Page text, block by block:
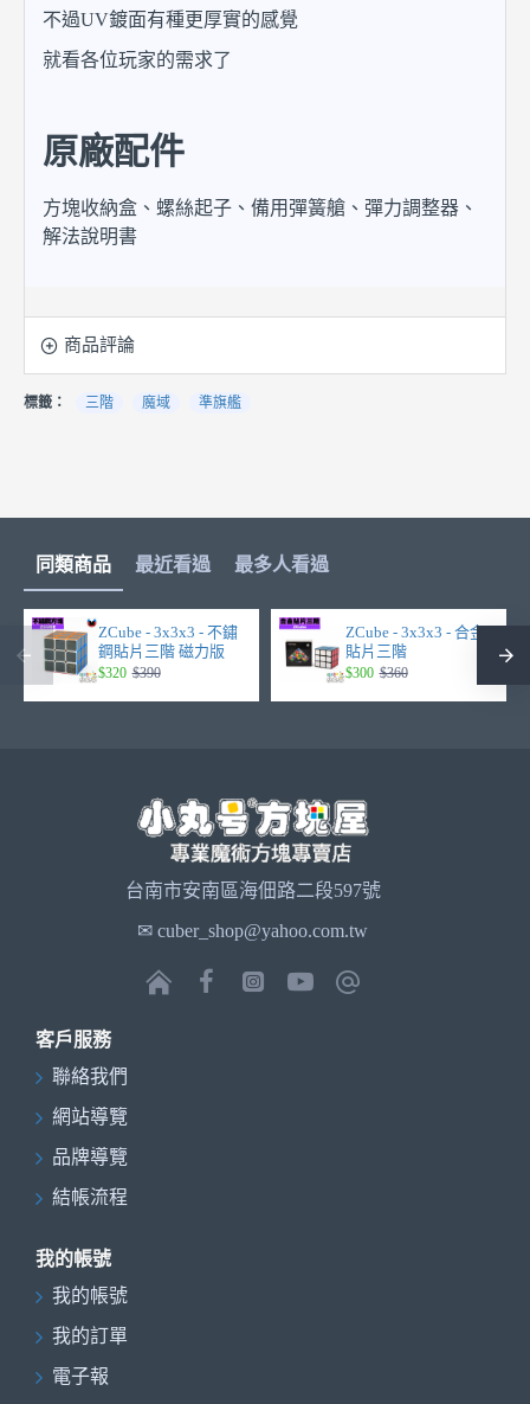
不過UV鍍面有種更厚實的感覺
就看各位玩家的需求了
原廠配件
方塊收納盒、螺絲起子、備用彈簧艙、彈力調整器、
解法說明書
商品評論
標籤： 三階 魔域 準旗艦
同類商品 最近看過 最多人看過
ZCube - 3x3x3 - 不鏽
鋼貼片三階 磁力版
$320 $390
ZCube - 3x3x3 - 合金
貼片三階
$300 $360
台南市安南區海佃路二段597號
✉ cuber_shop@yahoo.com.tw
客戶服務
聯絡我們
網站導覽
品牌導覽
結帳流程
我的帳號
我的帳號
我的訂單
電子報